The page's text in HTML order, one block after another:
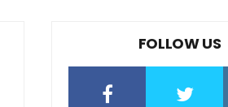
FOLLOW US